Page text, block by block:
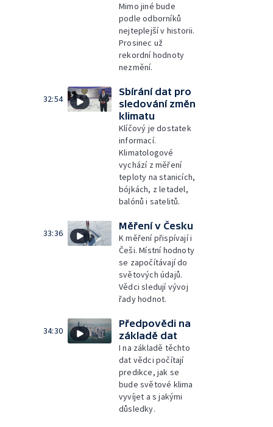
Mimo jiné bude
podle odborníků
nejteplejší v historii.
Prosinec už
rekordní hodnoty
nezmění.
32:54
Sbírání dat pro
sledování změn
klimatu
Klíčový je dostatek
informací.
Klimatologové
vychází z měření
teploty na stanicích,
bójkách, z letadel,
balónů i satelitů.
33:36
Měření v Česku
K měření přispívají i
Češi. Místní hodnoty
se započítávají do
světových údajů.
Vědci sledují vývoj
řady hodnot.
34:30
Předpovědi na
základě dat
I na základě těchto
dat vědci počítají
predikce, jak se
bude světové klima
vyvíjet a s jakými
důsledky.